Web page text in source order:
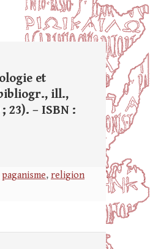
et
ill.,
23). – ISBN :
paganisme, religion